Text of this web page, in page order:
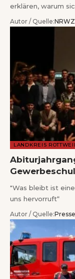
erklären, warum
Autor / Quelle:
LANDKREIS
"Was bleibt ist
uns hervorruft“
Autor / Quelle: